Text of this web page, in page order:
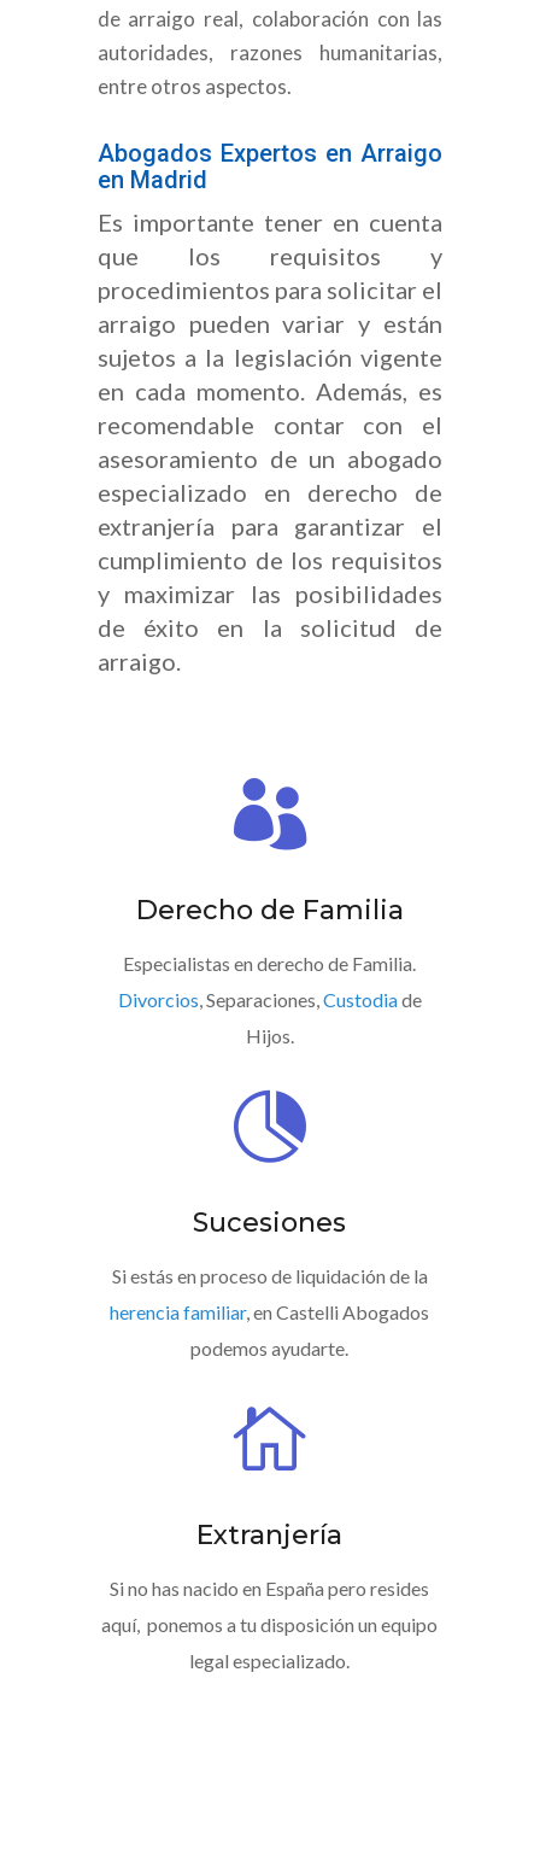
de arraigo real, colaboración con las
autoridades, razones humanitarias,
entre otros aspectos.
Abogados Expertos en Arraigo
en Madrid
Es importante tener en cuenta
que los requisitos y
procedimientos para solicitar el
arraigo pueden variar y están
sujetos a la legislación vigente
en cada momento. Además, es
recomendable contar con el
asesoramiento de un abogado
especializado en derecho de
extranjería para garantizar el
cumplimiento de los requisitos
y maximizar las posibilidades
de éxito en la solicitud de
arraigo.

Derecho de Familia
Especialistas en derecho de Familia.
Divorcios, Separaciones,Custodiade
Hijos.

Sucesiones
Si estás en proceso de liquidación de la
herencia familiar, en Castelli Abogados
podemos ayudarte.

Extranjería
Si no has nacido en España pero resides
aquí, ponemos a tu disposición un equipo
legal especializado.